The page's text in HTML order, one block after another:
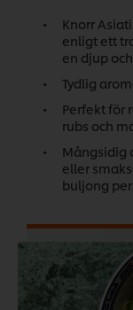
Knorr
enligt ett
en djup
Tydlig
Perfekt för
rubs och
Mångsidig
eller
buljong